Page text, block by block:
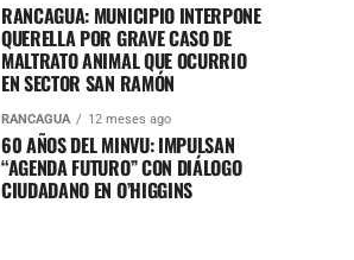
RANCAGUA: MUNICIPIO INTERPONE
QUERELLA POR GRAVE CASO DE
MALTRATO ANIMAL QUE OCURRIO
EN SECTOR SAN RAMÓN
RANCAGUA 12 meses ago
60 AÑOS DEL MINVU: IMPULSAN
“AGENDA FUTURO” CON DIÁLOGO
CIUDADANO EN O’HIGGINS